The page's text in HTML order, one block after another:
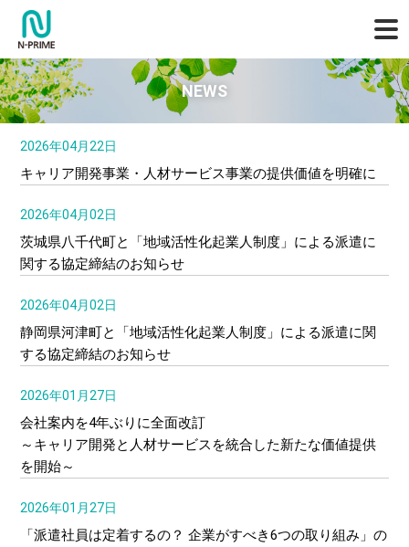
NEWS
2026年04月22日
キャリア開発事業・人材サービス事業の提供価値を明確に
2026年04月02日
茨城県八千代町と「地域活性化起業人制度」による派遣に
関する協定締結のお知らせ
2026年04月02日
静岡県河津町と「地域活性化起業人制度」による派遣に関
する協定締結のお知らせ
2026年01月27日
会社案内を4年ぶりに全面改訂
～キャリア開発と人材サービスを統合した新たな価値提供
を開始～
2026年01月27日
「派遣社員は定着するの？ 企業がすべき6つの取り組み」の